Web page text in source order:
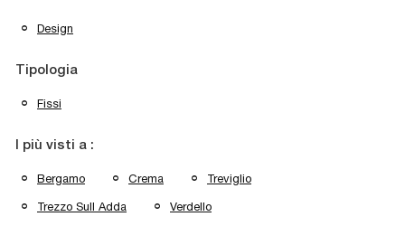
Design
Tipologia
Fissi
I più visti a :
Bergamo Crema Treviglio
Trezzo Sull Adda Verdello